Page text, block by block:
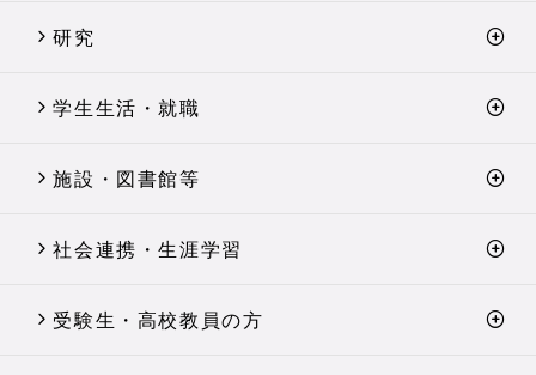
研究
学生生活・就職
施設・図書館等
社会連携・生涯学習
受験生・高校教員の方